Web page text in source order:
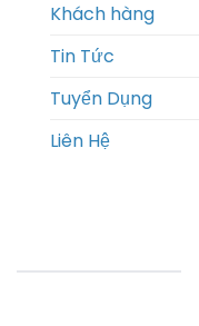
Khách hàng
Tin Tức
Tuyển Dụng
Liên Hệ